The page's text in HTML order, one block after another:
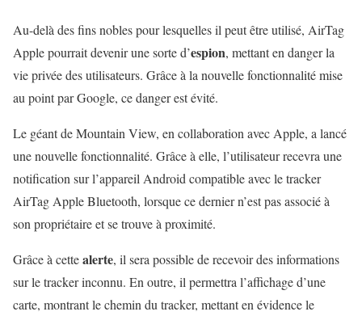
Au-delà des fins nobles pour lesquelles il peut être utilisé, AirTag
Apple pourrait devenir une sorte d’espion, mettant en danger la
vie privée des utilisateurs. Grâce à la nouvelle fonctionnalité mise
au point par Google, ce danger est évité.
Le géant de Mountain View, en collaboration avec Apple, a lancé
une nouvelle fonctionnalité. Grâce à elle, l’utilisateur recevra une
notification sur l’appareil Android compatible avec le tracker
AirTag Apple Bluetooth, lorsque ce dernier n’est pas associé à
son propriétaire et se trouve à proximité.
Grâce à cettealerte, il sera possible de recevoir des informations
sur le tracker inconnu. En outre, il permettra l’affichage d’une
carte, montrant le chemin du tracker, mettant en évidence le